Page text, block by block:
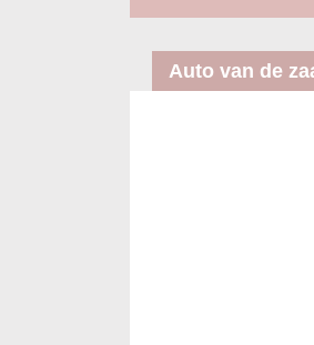
Auto van de